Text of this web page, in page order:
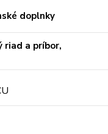
doplnky
riad a príbor,